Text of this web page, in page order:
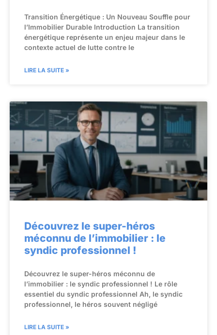
Transition Énergétique : Un Nouveau Souffle pour
l’Immobilier Durable Introduction La transition
énergétique représente un enjeu majeur dans le
contexte actuel de lutte contre le
LIRE LA SUITE »
Découvrez le super-héros
méconnu de l’immobilier : le
syndic professionnel !
Découvrez le super-héros méconnu de
l’immobilier : le syndic professionnel ! Le rôle
essentiel du syndic professionnel Ah, le syndic
professionnel, le héros souvent négligé
LIRE LA SUITE »